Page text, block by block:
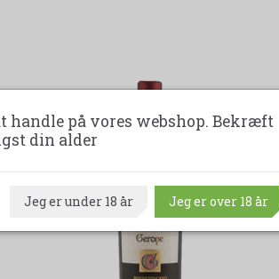
-41%
handle på vores webshop. Bekræft
din alder
Jeg er under 18 år Jeg er over 18 år